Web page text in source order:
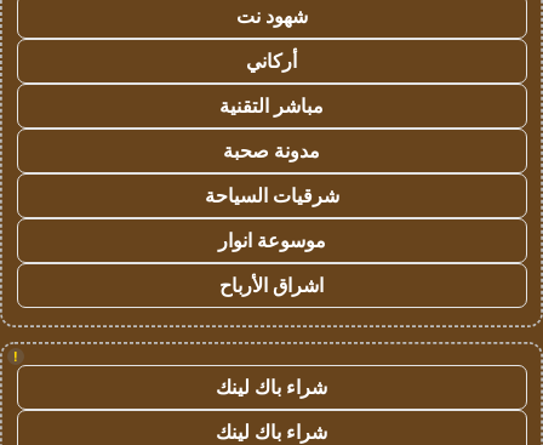
شهود نت
أركاني
مباشر التقنية
مدونة صحبة
شرقيات السياحة
موسوعة انوار
اشراق الأرباح
!
شراء باك لينك
شراء باك لينك